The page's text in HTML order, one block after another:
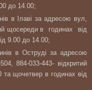
до 14.00;
в Ілаві за адресою вул,
щосереди в годинах від
9.00 до 14.00;
в Оструді за адресою
884-033-443- відкритий
щочетвер в годинах від